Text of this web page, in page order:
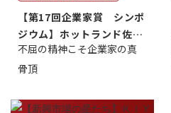
【第17回企業家賞 シンポ
ジウム】ホットランド佐瀬
守男代表／...
不屈の精神こそ企業家の真
骨頂